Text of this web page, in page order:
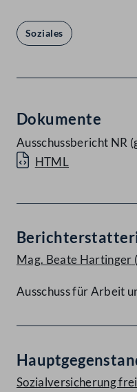
Soziales
Dokumente
Ausschussbericht NR
HTML
Mag. Beate Hartinger
Ausschuss für Arbeit
Sozialversicherung